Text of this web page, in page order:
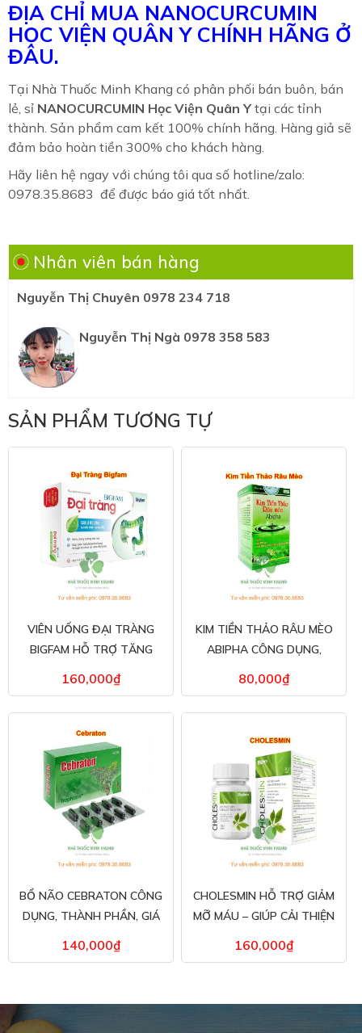
ĐỊA CHỈ MUA NANOCURCUMIN
HỌC VIỆN QUÂN Y CHÍNH HÃNG Ở
ĐÂU.
Tại Nhà Thuốc Minh Khang có phân phối bán buôn, bán
lẻ, sỉ NANOCURCUMIN Học Viện Quân Ytại các tỉnh
thành. Sản phẩm cam kết 100% chính hãng. Hàng giả sẽ
đảm bảo hoàn tiền 300% cho khách hàng.
Hãy liên hệ ngay với chúng tôi qua số hotline/zalo:
0978.35.8683 để được báo giá tốt nhất.
Nhân viên bán hàng
Nguyễn Thị Chuyên 0978 234 718
Nguyễn Thị Ngà 0978 358 583
SẢN PHẨM TƯƠNG TỰ
VIÊN UỐNG ĐẠI TRÀNG
BIGFAM HỖ TRỢ TĂNG
160,000₫
KIM TIỀN THẢO RÂU MÈO
ABIPHA CÔNG DỤNG,
80,000₫
BỔ NÃO CEBRATON CÔNG
DỤNG, THÀNH PHẦN, GIÁ
140,000₫
CHOLESMIN HỖ TRỢ GIẢM
MỠ MÁU – GIÚP CẢI THIỆN
160,000₫